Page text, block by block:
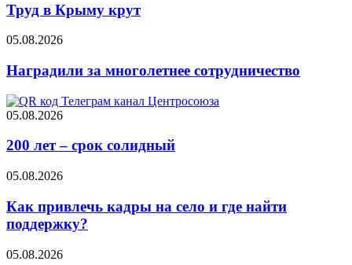
Труд в Крыму крут
05.08.2026
Наградили за многолетнее сотрудничество
05.08.2026
200 лет – срок солидный
05.08.2026
Как привлечь кадры на село и где найти
поддержку?
05.08.2026